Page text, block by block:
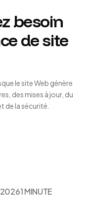
besoin
de site
le site Web génère
des mises à jour, du
de la sécurité.
1 MINUTE